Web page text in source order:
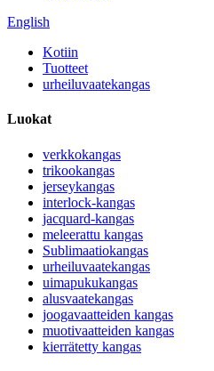
English
Kotiin
Tuotteet
urheiluvaatekangas
Luokat
verkkokangas
trikookangas
jerseykangas
interlock-kangas
jacquard-kangas
meleerattu kangas
Sublimaatiokangas
urheiluvaatekangas
uimapukukangas
alusvaatekangas
joogavaatteiden kangas
muotivaatteiden kangas
kierrätetty kangas